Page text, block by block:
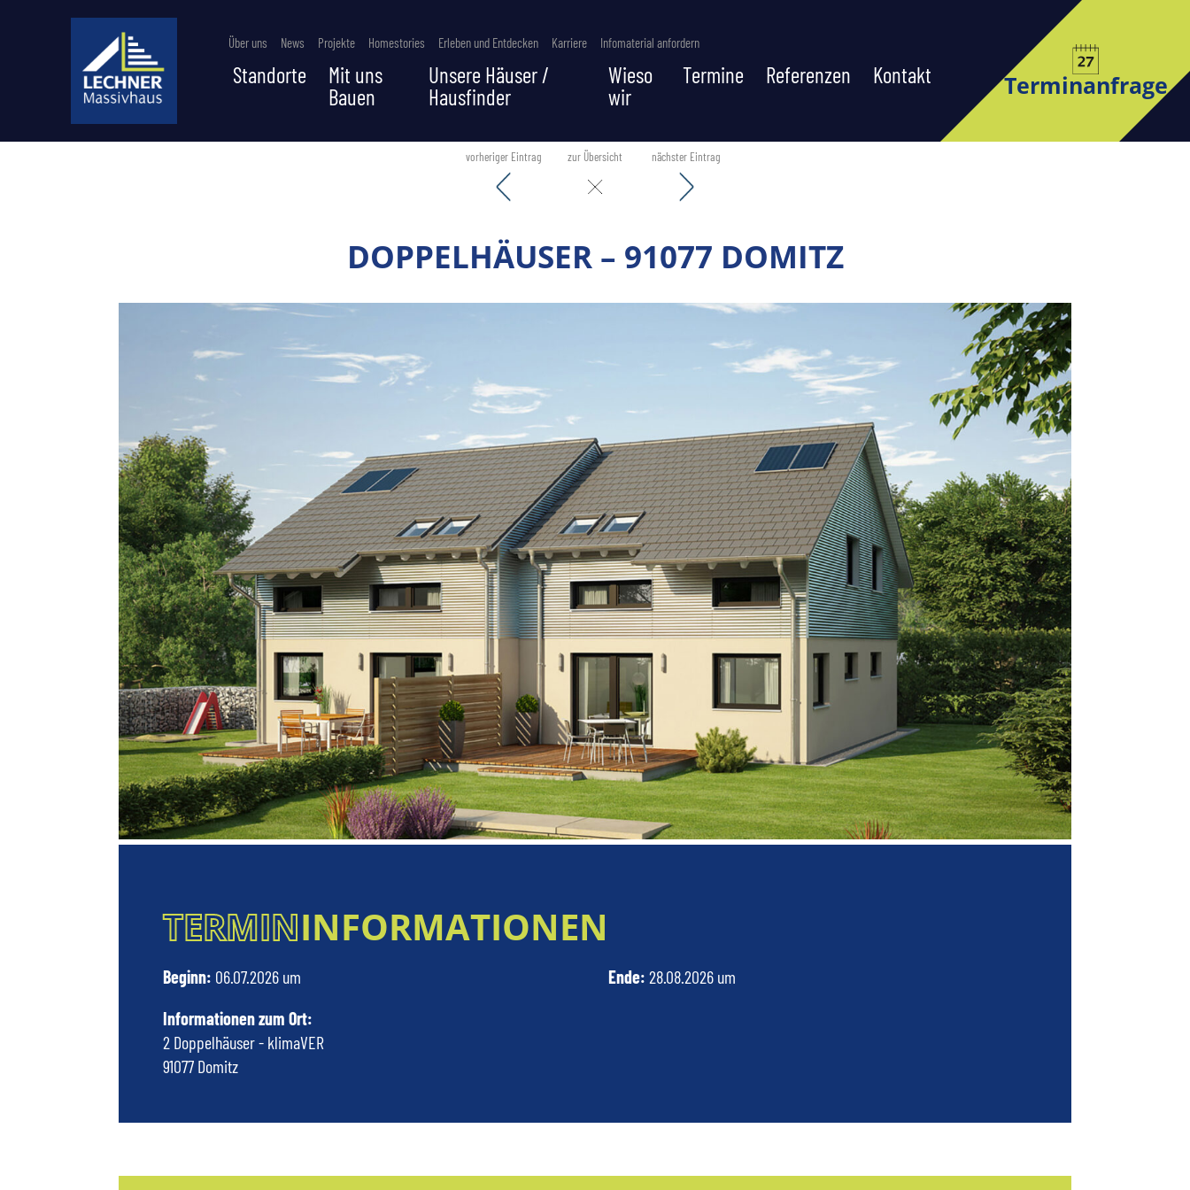
Über uns News Projekte Homestories Erleben und Entdecken Karriere Infomaterial anfordern
Standorte
Mit uns
Bauen
Unsere Häuser /
Hausfinder
Wieso
wir
Termine Referenzen Kontakt Terminanfrage
vorheriger Eintrag zur Übersicht nächster Eintrag
DOPPELHÄUSER – 91077 DOMITZ
TERMININFORMATIONEN
Beginn: 06.07.2026 um Ende: 28.08.2026 um
Informationen zum Ort:
2 Doppelhäuser - klimaVER
91077 Domitz